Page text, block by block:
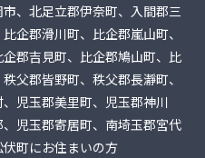
、北足立郡伊奈町、入間郡三
企郡滑川町、比企郡嵐山町、
郡吉見町、比企郡鳩山町、比
父郡皆野町、秩父郡長瀞町、
児玉郡美里町、児玉郡神川
児玉郡寄居町、南埼玉郡宮代
町にお住まいの方